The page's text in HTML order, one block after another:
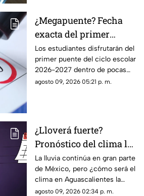
¿Megapuente? Fecha
exacta del primer
puente del ciclo escolar
2026-2027 en
Aguascalientes
Los estudiantes disfrutarán del
primer puente del ciclo escolar
2026-2027 dentro de pocas
semanas; te contamos la fecha
agosto 09, 2026 05:21 p. m.
¿Lloverá fuerte?
Pronóstico del clima la
semana del 10 al 15 de
agosto en
Aguascalientes
La lluvia continúa en gran parte
de México, pero ¿cómo será el
clima en Aguascalientes la
semana del 10 al 15 de agosto?
agosto 09, 2026 02:34 p. m.